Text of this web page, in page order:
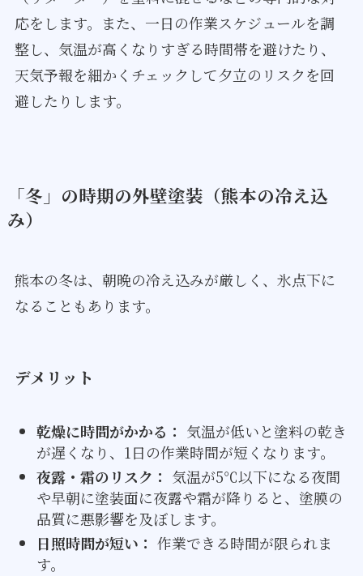
応をします。また、一日の作業スケジュールを調
整し、気温が高くなりすぎる時間帯を避けたり、
天気予報を細かくチェックして夕立のリスクを回
避したりします。
「冬」の時期の外壁塗装（熊本の冷え込
み）
熊本の冬は、朝晩の冷え込みが厳しく、氷点下に
なることもあります。
デメリット
乾燥に時間がかかる： 気温が低いと塗料の乾き
が遅くなり、1日の作業時間が短くなります。
夜露・霜のリスク： 気温が5℃以下になる夜間
や早朝に塗装面に夜露や霜が降りると、塗膜の
品質に悪影響を及ぼします。
日照時間が短い： 作業できる時間が限られま
す。